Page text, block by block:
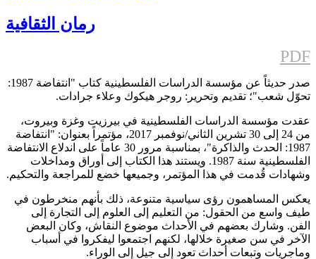
رمان الثقافية
PDF
صدر حديثاً عن مؤسسة الدراسات الفلسطينية كتاب "انتفاضة 1987:
تحوّل شعب"؛ تقديم وتحرير: روجر هيكوك وعلاء جرادات.
عقدت مؤسسة الدراسات الفلسطينية في بيرزيت وغزة وبيروت،
من 24 إلى 30 تشرين الثاني/نوفمبر 2017، مؤتمراً بعنوان: "انتفاضة
1987: الحدث والذاكرة"، بمناسبة مرور 30 عاماً على اندلاع الانتفاضة
الفلسطينية سنة 1987. ويستند هذا الكتاب إلى أوراق ومداخلات
وشهادات قُدمت في هذا المؤتمر، وجميعها خضع للمراجعة والتحكيم.
يعكس المساهمون رؤى سياسية متنوعة، ذلك بأنهم منخرطون في
طيف واسع من الحقول: من التعليم إلى العلوم إلى التجارة إلى
الفن. وشارك بعضهم في الأحداث موضوع النقاش، وكان البعض
الآخر في سن صغيرة خلالها، لكنهم اجتمعوا ليفكروا في أسباب
وماجريات وتبعات أحداث تعود إلى جيل إلى الوراء.